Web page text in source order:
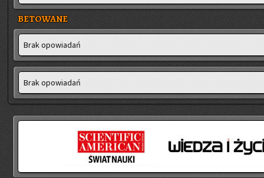
BETOWANE
Brak opo­wia­dań
Brak opo­wia­dań